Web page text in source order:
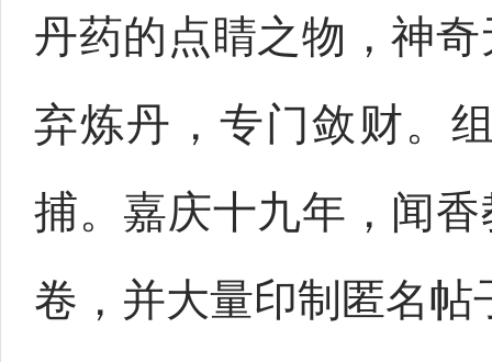
丹药的点睛之物，神
弃炼丹，专门敛财。
捕。嘉庆十九年，闻
卷，并大量印制匿名